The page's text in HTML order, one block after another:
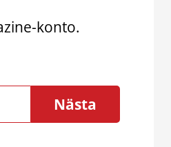
konto.
Nästa